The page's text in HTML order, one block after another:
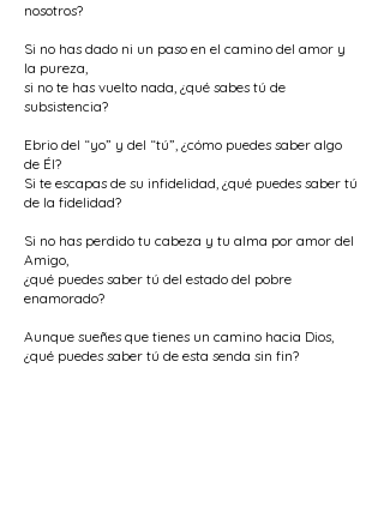
nosotros?
Si no has dado ni un paso en el camino del amor y
la pureza,
si no te has vuelto nada, ¿qué sabes tú de
subsistencia?
Ebrio del “yo” y del “tú”, ¿cómo puedes saber algo
de Él?
Si te escapas de su infidelidad, ¿qué puedes saber tú
de la fidelidad?
Si no has perdido tu cabeza y tu alma por amor del
Amigo,
¿qué puedes saber tú del estado del pobre
enamorado?
Aunque sueñes que tienes un camino hacia Dios,
¿qué puedes saber tú de esta senda sin fin?